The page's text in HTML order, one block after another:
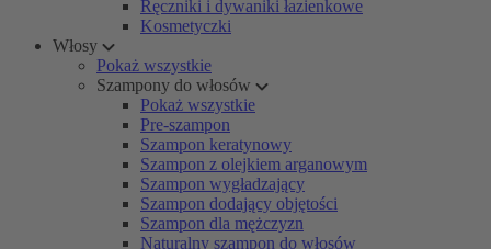
Ręczniki i dywaniki łazienkowe
Kosmetyczki
Włosy
Pokaż wszystkie
Szampony do włosów
Pokaż wszystkie
Pre-szampon
Szampon keratynowy
Szampon z olejkiem arganowym
Szampon wygładzający
Szampon dodający objętości
Szampon dla mężczyzn
Naturalny szampon do włosów